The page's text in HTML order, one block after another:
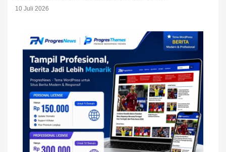
10 Juli 2026